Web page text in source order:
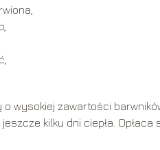
wysokiej zawartości
kilku dni ciepła. Opłaca